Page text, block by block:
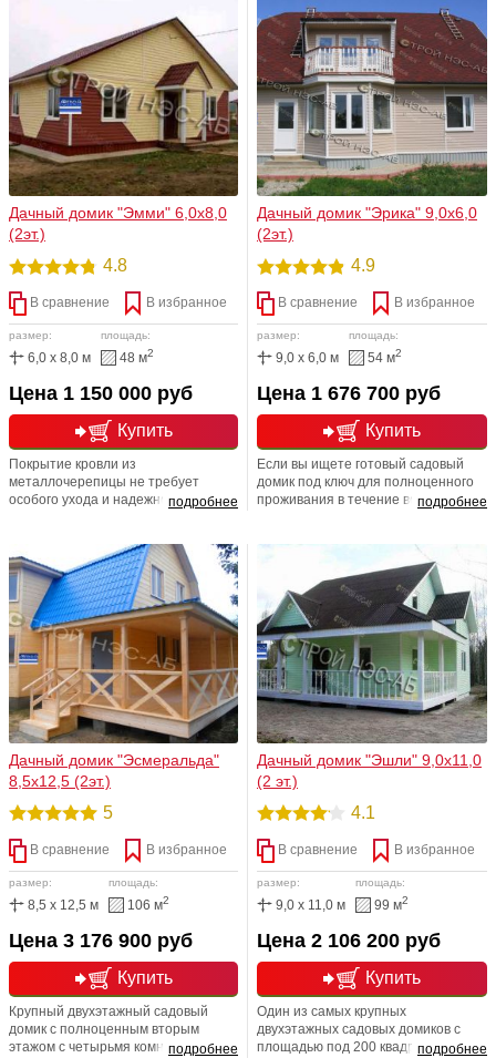
дачников, которые намерены жить
на своем участке весь сезон. Дом
предназначен для круглогодичного
проживания. Любая
перепланировка!
Дачный домик "Эмми" 6,0х8,0
(2эт.)
4.8
В сравнение В избранное
размер:
6,0 x 8,0 м
площадь:
48 м2
Купить
Цена 1 150 000 руб
подробнее
Покрытие кровли из
металлочерепицы не требует
особого ухода и надежно защищает
сайдинга.
Дачный домик "Эрика" 9,0х6,0
(2эт.)
4.9
В сравнение В избранное
размер:
9,0 x 6,0 м
площадь:
54 м2
Купить
Цена 1 676 700 руб
подробнее
Если вы ищете готовый садовый
домик под ключ для полноценного
проживания в течение всего года,
домика « Эрика» выполнен в
строгом и лаконичном стиле.
Дачный домик "Эсмеральда"
8,5х12,5 (2эт.)
5
В сравнение В избранное
размер:
8,5 x 12,5 м
площадь:
106 м2
Купить
Цена 3 176 900 руб
подробнее
Крупный двухэтажный садовый
домик с полноценным вторым
этажом с четырьмя комнатами.
Дачный домик "Эшли" 9,0х11,0
(2 эт.)
4.1
В сравнение В избранное
размер:
9,0 x 11,0 м
площадь:
99 м2
Купить
Цена 2 106 200 руб
подробнее
Один из самых крупных
двухэтажных садовых домиков с
площадью под 200 квадратов.